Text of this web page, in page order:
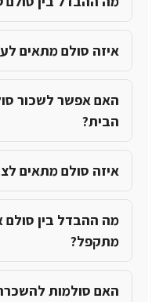
איזה סולם מתאים
האם אפשר לשכור
הבית?
איזה סולם מתאים
מה ההבדל בין סולם
מתקפל?
האם סולמות